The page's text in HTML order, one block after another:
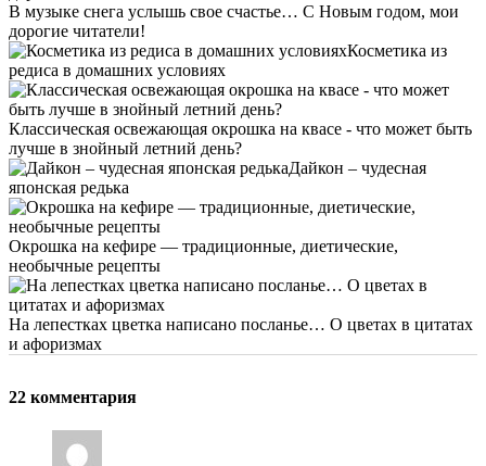
В музыке снега услышь свое счастье… С Новым годом, мои
дорогие читатели!
Косметика из
редиса в домашних условиях
Классическая освежающая окрошка на квасе - что может быть
лучше в знойный летний день?
Дайкон – чудесная
японская редька
Окрошка на кефире — традиционные, диетические,
необычные рецепты
На лепестках цветка написано посланье… О цветах в цитатах
и афоризмах
22 комментария